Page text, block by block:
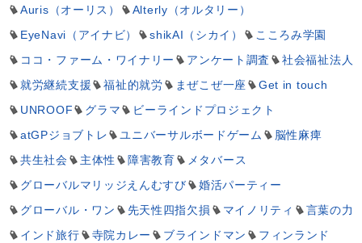
Auris（オーリス）
Alterly（オルタリー）
EyeNavi（アイナビ）
shikAI（シカイ）
こころみ学園
ココ・ファーム・ワイナリー
アンケート調査
社会福祉法人
就労継続支援
福祉的就労 まぜこぜ一座
Get in touch
UNROOF
グラマ
ビーラインドプロジェクト
atGPジョブトレ
ユニバーサルボードゲーム
脳性麻痺
共生社会
主体性 障害教育
メタバース
グローバルマリッジえんむすび
婚活パーティー
グローバル・ワン
先天性四指欠損 マイノリティ
言葉の力
インド旅行
寺院カレー ブラインドマン
フィンランド